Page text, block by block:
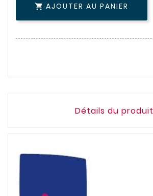
 AJOUTER AU PANIER
Détails du produit